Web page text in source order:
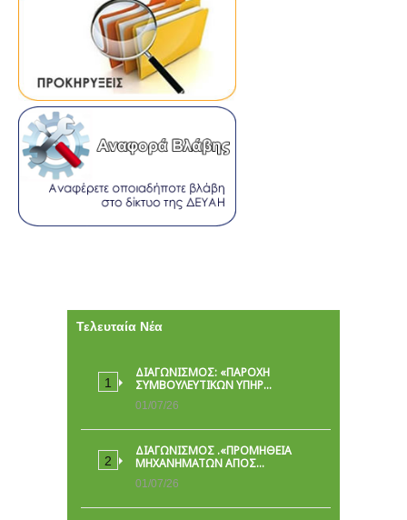
Τελευταία Νέα
ΔΙΑΓΩΝΙΣΜΟΣ: «ΠΑΡΟΧΉ
ΣΥΜΒΟΥΛΕΥΤΙΚΏΝ ΥΠΗΡ…
01/07/26
ΔΙΑΓΩΝΙΣΜΟΣ .«ΠΡΟΜΗΘΕΙΑ
ΜΗΧΑΝΗΜΑΤΩΝ ΑΠΟΣ…
01/07/26